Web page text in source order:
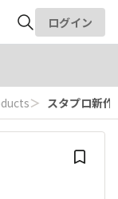
検索
ログイン
＞ スタプロ新